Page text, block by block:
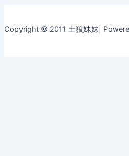
Copyright © 2011 土狼妹妹|